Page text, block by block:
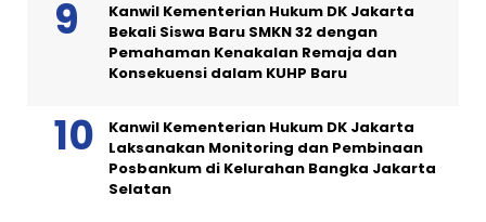
Kanwil Kementerian Hukum DK Jakarta
Bekali Siswa Baru SMKN 32 dengan
Pemahaman Kenakalan Remaja dan
Konsekuensi dalam KUHP Baru
Kanwil Kementerian Hukum DK Jakarta
Laksanakan Monitoring dan Pembinaan
Posbankum di Kelurahan Bangka Jakarta
Selatan